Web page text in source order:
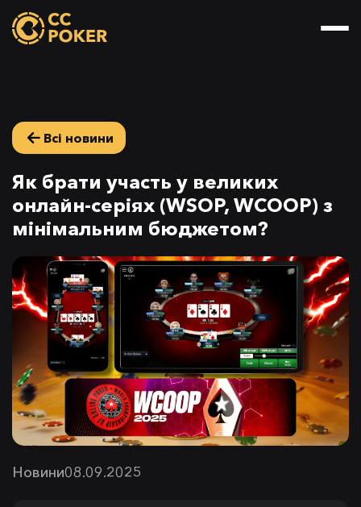
Всі новини
Як брати участь у великих
онлайн-серіях (WSOP, WCOOP) з
мінімальним бюджетом?
Новини08.09.2025